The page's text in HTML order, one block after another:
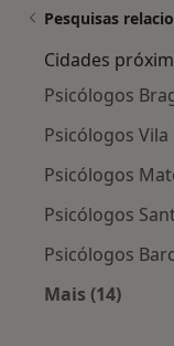
Pesquisas
Cidades
Psicólogos
Psicólogos Vila
Psicólogos
Psicólogos
Psicólogos
Mais (14)